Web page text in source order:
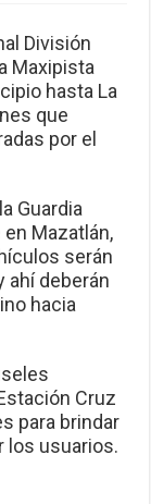
División
Maxipista
hasta La
que
por el
Guardia
Mazatlán,
serán
ahí deberán
hacia
Cruz
para brindar
los usuarios.